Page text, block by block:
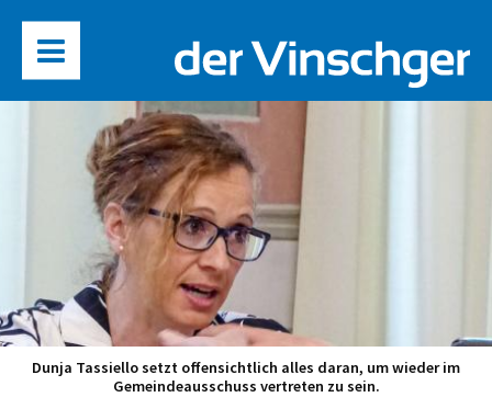
Dunja Tassiello setzt offensichtlich alles daran, um wieder im
Gemeindeausschuss vertreten zu sein.